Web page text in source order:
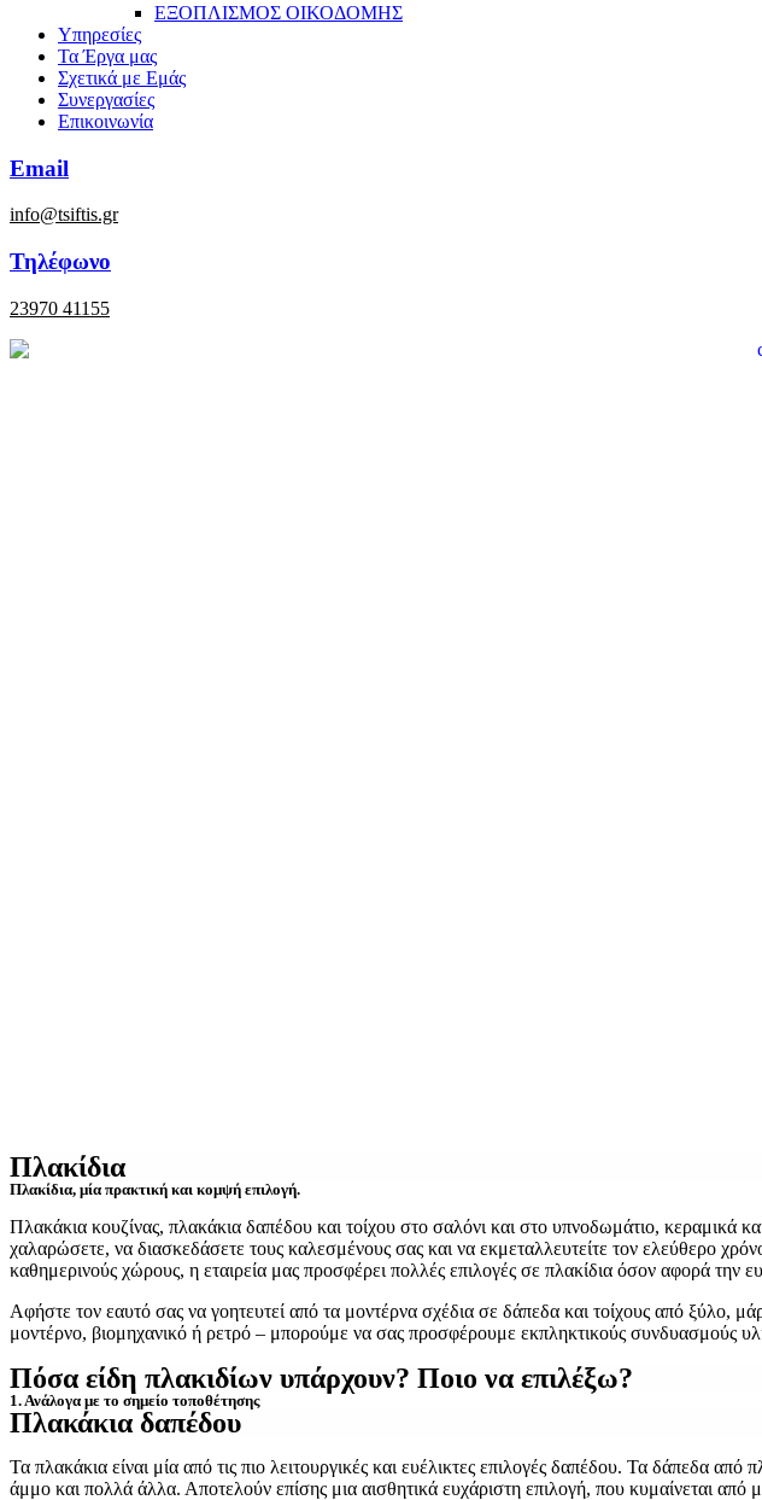
ΕΞΟΠΛΙΣΜΟΣ ΟΙΚΟΔΟΜΗΣ
Υπηρεσίες
Τα Έργα μας
Σχετικά με Εμάς
Συνεργασίες
Επικοινωνία
Email
info@tsiftis.gr
Τηλέφωνο
23970 41155
Πλακίδια
Πλακίδια, μία πρακτική και κομψή επιλογή.
Πλακάκια κουζίνας, πλακάκια δαπέδου και τοίχου στο σαλόνι και στο υπνοδωμάτιο, κεραμικά
χαλαρώσετε, να διασκεδάσετε τους καλεσμένους σας και να εκμεταλλευτείτε τον ελεύθερο
καθημερινούς χώρους, η εταιρεία μας προσφέρει πολλές επιλογές σε πλακίδια όσον αφορά την
Αφήστε τον εαυτό σας να γοητευτεί από τα μοντέρνα σχέδια σε δάπεδα και τοίχους από ξύλο,
μοντέρνο, βιομηχανικό ή ρετρό – μπορούμε να σας προσφέρουμε εκπληκτικούς συνδυασμούς
Πόσα είδη πλακιδίων υπάρχουν? Ποιο να επιλέξω?
1. Ανάλογα με το σημείο τοποθέτησης
Πλακάκια δαπέδου
Τα πλακάκια είναι μία από τις πιο λειτουργικές και ευέλικτες επιλογές δαπέδου. Τα δάπεδα
άμμο και πολλά άλλα. Αποτελούν επίσης μια αισθητικά ευχάριστη επιλογή, που κυμαίνεται